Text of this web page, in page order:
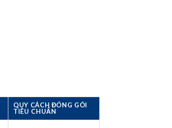
QUY CÁCH ĐÓNG GÓI
TIÊU CHUẨN